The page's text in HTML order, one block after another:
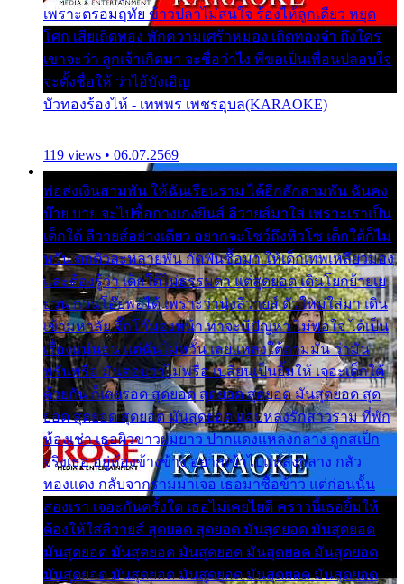
เพราะตรอมฤทัย ข้าวปลาไม่สนใจ ร้องไห้ลูกเดียว หยุด
โศก เสียเถิดทอง พักความเศร้าหมอง เถิดทองจ๋า ถึงใคร
เขาจะว่า ลูกเจ้าเกิดมา จะชื่อว่าไง พี่ขอเป็นเพื่อนปลอบใจ
จะตั้งชื่อให้ ว่าไอ้บังเอิญ
บัวทองร้องไห้ - เทพพร เพชรอุบล(KARAOKE)
119 views • 06.07.2569
พ่อส่งเงินสามพัน ให้ฉันเรียนราม ได้อีกสักสามพัน ฉันคง
บ๊าย บาย จะไปซื้อกางเกงยีนส์ ลีวายส์มาใส่ เพราะเราเป็น
เด็กใต้ ลีวายส์อย่างเดียว อยากจะโชว์ถึงหิวโซ เด็กใต้ก็ไม่
หวั่น ตกตัวละหลายพัน กัดฟันซื้อมา ให้เด็กเทพเหลียวมอง
และต้องรู้ว่า เด็กใต้ไม่ธรรมดา แต่สุดยอด เดินโยกย้ายเย
ยวน กวนโอ๊ยพอได้ เพราะว่านุ่งลีวายส์ ตัวใหม่ใส่มา เดิน
เข้ามหาลัย จิ๊กโก๊มองหน้า ท่าจะมีปัญหา ไม่พอใจ ได้เป็น
เรื่องแน่นอน แต่ฉันไม่หวั่น เลยแหลงใต้ถามมัน ว่ามัน
พรั่นพรือ มันตอบว่าไม่พรื่อ เปลี่ยนเป็นยิ้มให้ เจอะเด็กใต้
ด้วยกัน ก็เลยรอด สุดยอด สุดยอด สุดยอด มันสุดยอด สุด
ยอด สุดยอด สุดยอด มันสุดยอด แอบหลงรักสาวราม ที่พัก
ห้องเช่า เธอผิวขาวผมยาว ปากแดงแหลงกลาง ถูกสเป็ก
จริงเธอ อยู่ห้องข้างข้าง อยากเข้าไปแหลงกลาง กลัว
ทองแดง กลับจากรามมาเจอ เธอมาซื้อข้าว แต่ก่อนนั้น
สองเรา เจอะกันครั้งใด เธอไม่เคยไยดี คราวนี้เธอยิ้มให้
ต้องให้ใส่ลีวายส์ สุดยอด สุดยอด มันสุดยอด มันสุดยอด
มันสุดยอด มันสุดยอด มันสุดยอด มันสุดยอด มันสุดยอด
มันสุดยอด มันสุดยอด มันสุดยอด มันสุดยอด มันสุดยอด